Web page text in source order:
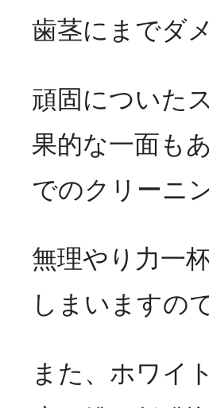
歯茎にまでダ
頑固についた
果的な一面も
でのクリーニ
無理やり力一
しまいますの
また、ホワイ